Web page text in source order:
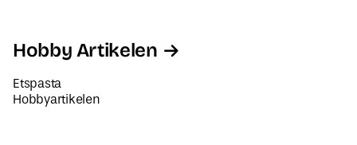
Hobby Artikelen
Etspasta
Hobbyartikelen